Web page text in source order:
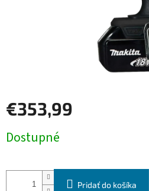
€353,99
cena:
Dostupné
Pridať do košíka